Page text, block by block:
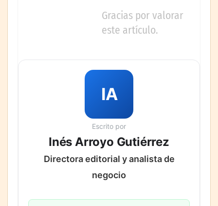
Gracias por valorar
este artículo.
IA
Escrito por
Inés Arroyo Gutiérrez
Directora editorial y analista de
negocio